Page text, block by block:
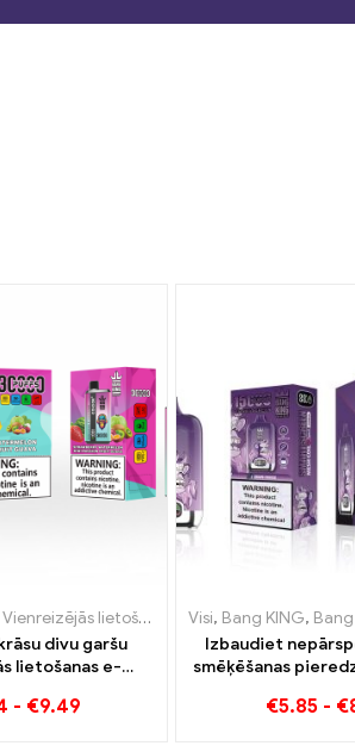
Nīderlande,Vienreizējās lietošanas e-
lietošanas e-cigaretes Dānija
lietošanas e-cigaretes Lietuva,
Vienreizējās lietošanas e-cigaretes Lietuva ,
divu garšu
lietošanas e-
arbūzu un kivi
- €9.49
Visi, Bang KING, Bang
Izbaudiet
smēķēšanas
Screen
€5.85 - €